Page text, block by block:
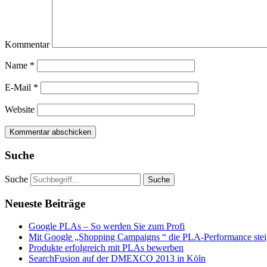
Kommentar
Name *
E-Mail *
Website
Suche
Suche
Neueste Beiträge
Google PLAs – So werden Sie zum Profi
Mit Google „Shopping Campaigns “ die PLA-Performance
Produkte erfolgreich mit PLAs bewerben
SearchFusion auf der DMEXCO 2013 in Köln